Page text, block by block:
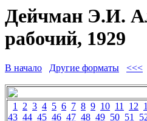
Дейчман Э.И.
рабочий, 1929
В начало Другие форматы <<<
1 2 3 4 5 6 7 8 9 10 11 12
43 44 45 46 47 48 49 50 51